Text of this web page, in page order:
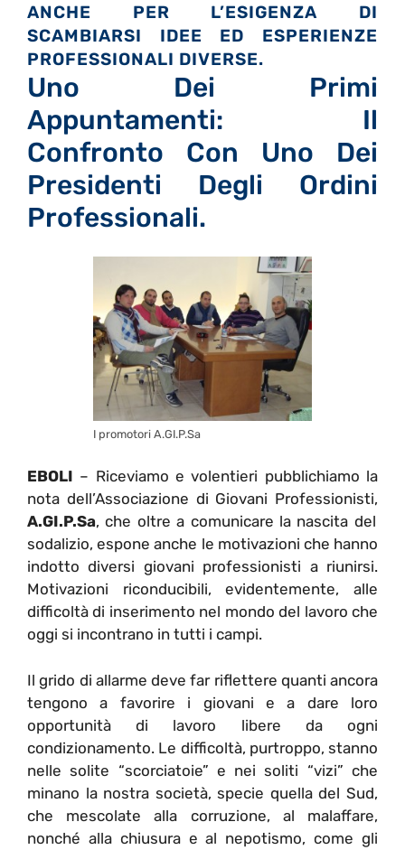
ANCHE PER L’ESIGENZA DI
SCAMBIARSI IDEE ED ESPERIENZE
PROFESSIONALI DIVERSE.
Uno Dei Primi
Appuntamenti: Il
Confronto Con Uno Dei
Presidenti Degli Ordini
Professionali.
I promotori A.GI.P.Sa
EBOLI – Riceviamo e volentieri pubblichiamo la
nota dell’Associazione di Giovani Professionisti,
A.GI.P.Sa, che oltre a comunicare la nascita del
sodalizio, espone anche le motivazioni che hanno
indotto diversi giovani professionisti a riunirsi.
Motivazioni riconducibili, evidentemente, alle
difficoltà di inserimento nel mondo del lavoro che
oggi si incontrano in tutti i campi.
Il grido di allarme deve far riflettere quanti ancora
tengono a favorire i giovani e a dare loro
opportunità di lavoro libere da ogni
condizionamento. Le difficoltà, purtroppo, stanno
nelle solite “scorciatoie” e nei soliti “vizi” che
minano la nostra società, specie quella del Sud,
che mescolate alla corruzione, al malaffare,
nonché alla chiusura e al nepotismo, come gli